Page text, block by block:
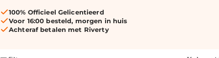
100% Officieel Gelicentieerd
Voor 16:00 besteld, morgen in huis
Achteraf betalen met Riverty